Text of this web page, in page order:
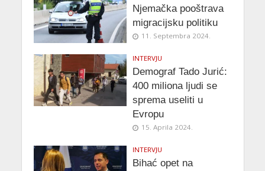
Njemačka pooštrava
migracijsku politiku
11. Septembra 2024.
INTERVJU
Demograf Tado Jurić:
400 miliona ljudi se
sprema useliti u
Evropu
15. Aprila 2024.
INTERVJU
Bihać opet na